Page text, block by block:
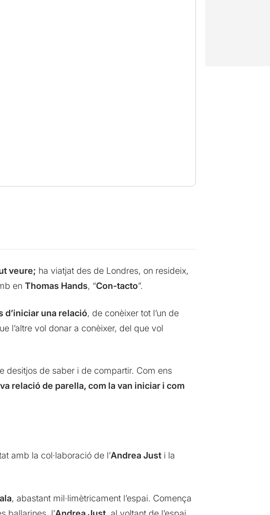
veure; ha viatjat des de Londres, on resideix,
en Thomas Hands, “Con-tacto”.
una relació, de conèixer tot l’un de
l’altre vol donar a conèixer, del que vol
desitjos de saber i de compartir. Com ens
relació de parella, com la van iniciar i com
amb la col·laboració de l’Andrea Justi la
, abastant mil·limètricament l’espai. Comença